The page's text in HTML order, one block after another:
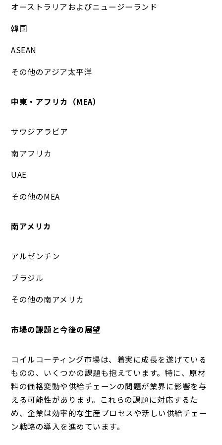
オーストラリアおよびニュージーランド
韓国
ASEAN
その他のアジア太平洋
中東・アフリカ（MEA）
サウジアラビア
南アフリカ
UAE
その他のMEA
南アメリカ
アルゼンチン
ブラジル
その他の南アメリカ
市場の課題と今後の展望
コイルコーティング市場は、着実に成長を遂げている
ものの、いくつかの課題も抱えています。特に、原材
料の価格変動や供給チェーンの問題が業界に影響を与
える可能性があります。これらの課題に対応するた
め、企業は効率的な生産プロセスや新しい供給チェー
ン戦略の導入を進めています。